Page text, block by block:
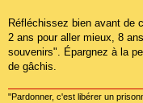
Réfléchissez bien avant de
2 ans pour aller mieux, 8
souvenirs". Épargnez à la
de gâchis.
"Pardonner, c'est libérer un